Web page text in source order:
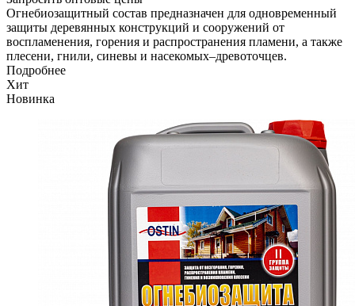
Огнебиозащитный состав предназначен для одновременный
защиты деревянных конструкций и сооружений от
воспламенения, горения и распространения пламени, а также
плесени, гнили, синевы и насекомых–древоточцев.
Подробнее
Хит
Новинка